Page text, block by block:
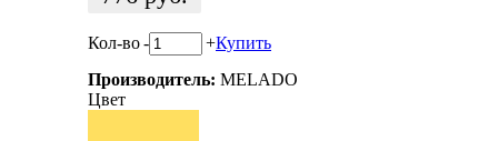
Кол-во- +Купить
Производитель: MELADO
Цвет